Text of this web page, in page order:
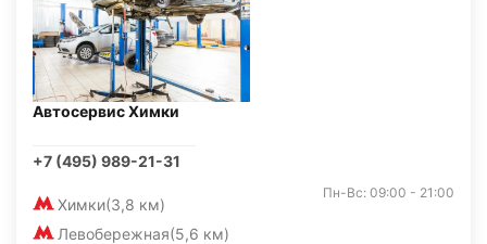
Автосервис Химки
+7 (495) 989-21-31
Химки(3,8 км)
Левобережная(5,6 км)
Пн-Вс: 09:00 - 21:00